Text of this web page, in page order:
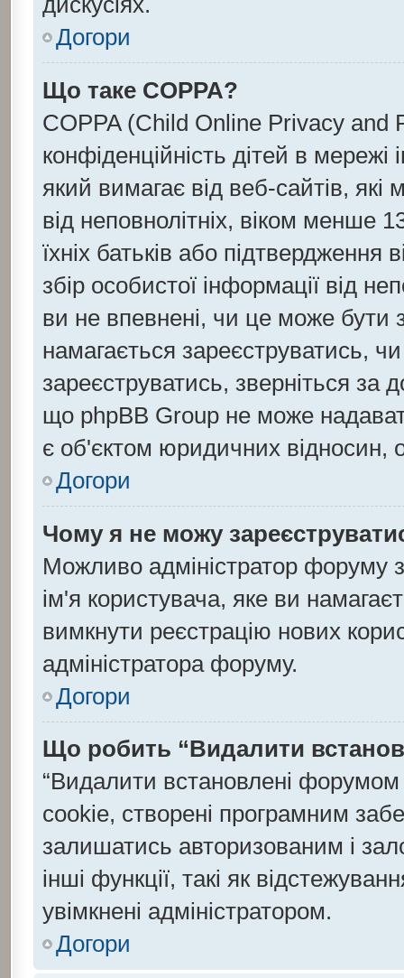
Догори
Що таке COPPA?
COPPA (Child Online Privacy and
конфіденційність дітей в
який вимагає від веб-сайтів,
від неповнолітніх, віком менше
їхніх батьків або підтвердження
збір особистої інформації від
ви не впевнені, чи це може бути
намагається зареєструватись,
зареєструватись, зверніться
що phpBB Group не може
є об'єктом юридичних відносин,
Догори
Чому я не можу
Можливо адміністратор форуму
ім'я користувача, яке ви
вимкнути реєстрацію нових
адміністратора форуму.
Догори
Що робить “Видалити
“Видалити встановлені
cookie, створені програмним
залишатись авторизованим і
інші функції, такі як
увімкнені адміністратором.
Догори